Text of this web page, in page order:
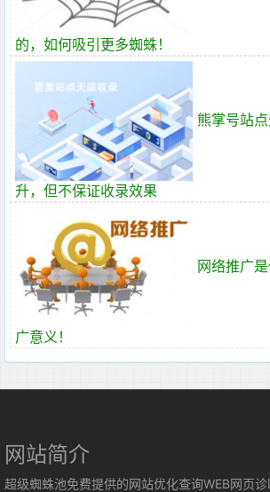
的，如何吸引更多蜘蛛！
熊掌号站
升，但不保证收录效果
网络推广
广意义！
网站简介
超级蜘蛛池免费提供的网站优化查询WEB网页